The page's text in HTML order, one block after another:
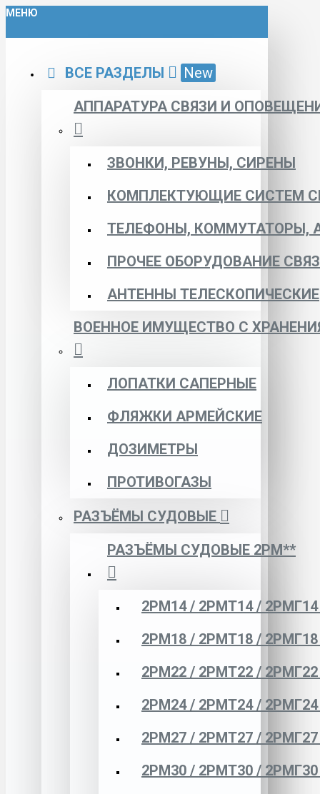
МЕНЮ
ВСЕ РАЗДЕЛЫ
New
АППАРАТУРА СВЯЗИ И
ЗВОНКИ, РЕВУНЫ, СИРЕНЫ
КОМПЛЕКТУЮЩИЕ СИСТЕМ
ТЕЛЕФОНЫ, КОММУТАТОРЫ,
ПРОЧЕЕ ОБОРУДОВАНИЕ
АНТЕННЫ ТЕЛЕСКОПИЧЕСКИЕ
ВОЕННОЕ ИМУЩЕСТВО С
ЛОПАТКИ САПЕРНЫЕ
ФЛЯЖКИ АРМЕЙСКИЕ
ДОЗИМЕТРЫ
ПРОТИВОГАЗЫ
РАЗЪЁМЫ СУДОВЫЕ
РАЗЪЁМЫ СУДОВЫЕ 2РМ**
2РМ14 / 2РМТ14 /
2РМ18 / 2РМТ18 /
2РМ22 / 2РМТ22 /
2РМ24 / 2РМТ24 /
2РМ27 / 2РМТ27 /
2РМ30 / 2РМТ30 /